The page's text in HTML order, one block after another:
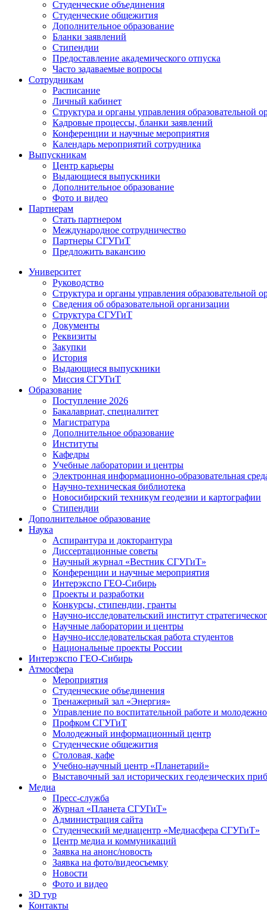
Студенческие объединения
Студенческие общежития
Дополнительное образование
Бланки заявлений
Стипендии
Предоставление академического отпуска
Часто задаваемые вопросы
Сотрудникам
Расписание
Личный кабинет
Структура и органы управления образовательной
Кадровые процессы, бланки заявлений
Конференции и научные мероприятия
Календарь мероприятий сотрудника
Выпускникам
Центр карьеры
Выдающиеся выпускники
Дополнительное образование
Фото и видео
Партнерам
Стать партнером
Международное сотрудничество
Партнеры СГУГиТ
Предложить вакансию
Университет
Руководство
Структура и органы управления образовательной
Сведения об образовательной организации
Структура СГУГиТ
Документы
Реквизиты
Закупки
История
Выдающиеся выпускники
Миссия СГУГиТ
Образование
Поступление 2026
Бакалавриат, специалитет
Магистратура
Дополнительное образование
Институты
Кафедры
Учебные лаборатории и центры
Электронная информационно-образовательная
Научно-техническая библиотека
Новосибирский техникум геодезии и картографии
Стипендии
Дополнительное образование
Наука
Аспирантура и докторантура
Диссертационные советы
Научный журнал «Вестник СГУГиТ»
Конференции и научные мероприятия
Интерэкспо ГЕО-Сибирь
Проекты и разработки
Конкурсы, стипендии, гранты
Научно-исследовательский институт
Научные лаборатории и центры
Научно-исследовательская работа студентов
Национальные проекты России
Интерэкспо ГЕО-Сибирь
Атмосфера
Мероприятия
Студенческие объединения
Тренажерный зал «Энергия»
Управление по воспитательной работе и
Профком СГУГиТ
Молодежный информационный центр
Студенческие общежития
Столовая, кафе
Учебно-научный центр «Планетарий»
Выставочный зал исторических геодезических
Медиа
Пресс-служба
Журнал «Планета СГУГиТ»
Администрация сайта
Студенческий медиацентр «Медиасфера СГУГиТ»
Центр медиа и коммуникаций
Заявка на анонс/новость
Заявка на фото/видеосъемку
Новости
Фото и видео
3D тур
Контакты